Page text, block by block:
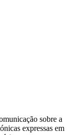
sobre a
expressas em